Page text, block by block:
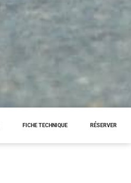
FICHE TECHNIQUE RÉSERVER